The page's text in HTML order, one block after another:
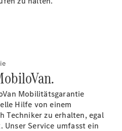
Mobilitätsgarantie
Hilfe von einem
Techniker zu erhalten, egal
Service umfasst ein